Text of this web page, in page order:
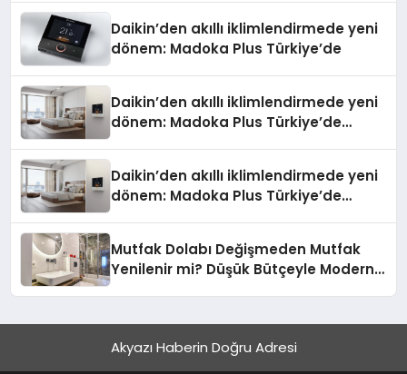
Daikin’den akıllı iklimlendirmede yeni
dönem: Madoka Plus Türkiye’de
Daikin’den akıllı iklimlendirmede yeni
dönem: Madoka Plus Türkiye’de
teknolojilerle donatılmış son modeli
VRV kontrol ünitesi Madoka Plus
Türkiye’de satışa sunuldu. Tam
dokunmatik ekranı, mobil uygulama
desteği ve akıllı sensör entegrasyonu
sayesinde iklimlendirme sistemlerinin
yönetimini daha kolay, konforlu ve
verimli hale getiriyor. Enerji
verimliliğini artırırken modern yaşam
alanlarında teknolojiyi estetik ile bulu
Daikin’den akıllı iklimlendirmede yeni
dönem: Madoka Plus Türkiye’de
teknolojilerle donatılmış son modeli
VRV kontrol ünitesi Madoka Plus
Türkiye’de satışa sunuldu. Tam
sayesinde iklimlendirme sistemlerinin
Mutfak Dolabı Değişmeden Mutfak
Yenilenir mi? Düşük Bütçeyle Modern
Akyazı Haberin Doğru Adresi